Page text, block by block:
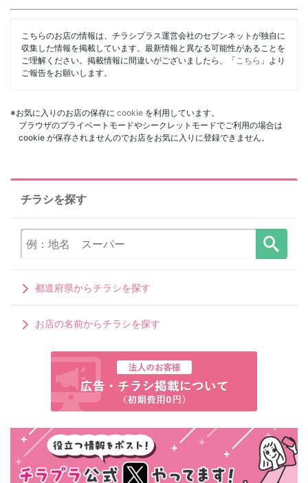
こちらのお店の情報は、チラシプラス運営会社のセブンネットが独自に
収集した情報を掲載しています。最新情報と異なる可能性があることを
ご理解ください。掲載情報に間違いがございましたら、「 こちら 」より
ご報告をお願いします。
※お気に入りのお店の保存に cookie を利用しています。
ブラウザのプライベートモードやシークレットモードでご利用の場合は
cookie が保存されませんのでお店をお気に入りに登録できません。
チラシを探す
都道府県からチラシを探す
お店の名前からチラシを探す